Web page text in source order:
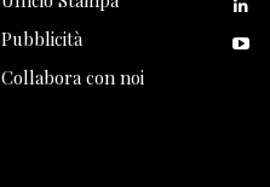
Pubblicità
Collabora con noi